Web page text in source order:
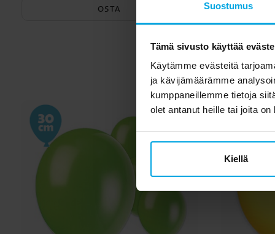
Suostumus
Tämä sivusto käyttää
Käytämme evästeitä
ja kävijämäärämme
kumppaneillemme tietoja
olet antanut heille tai joita
Kiellä
OSTA